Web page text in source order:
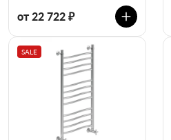
от 22 722 ₽
SALE